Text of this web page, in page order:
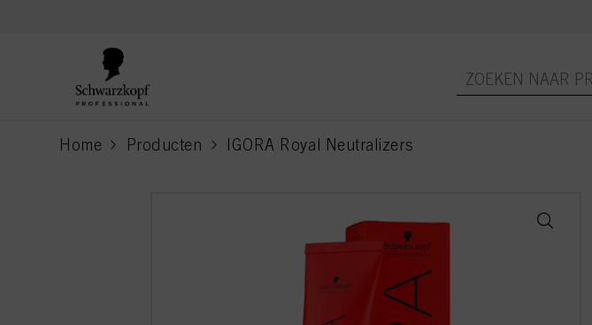
Home Producten IGORA Royal Neutralizers
current page